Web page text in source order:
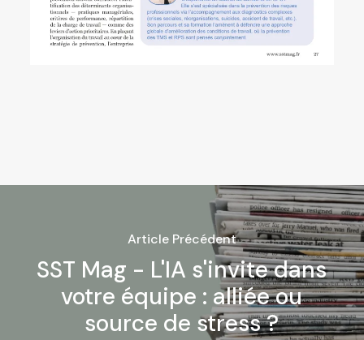
Article Précédent
SST Mag - L'IA s'invite dans
votre équipe : alliée ou
source de stress ?